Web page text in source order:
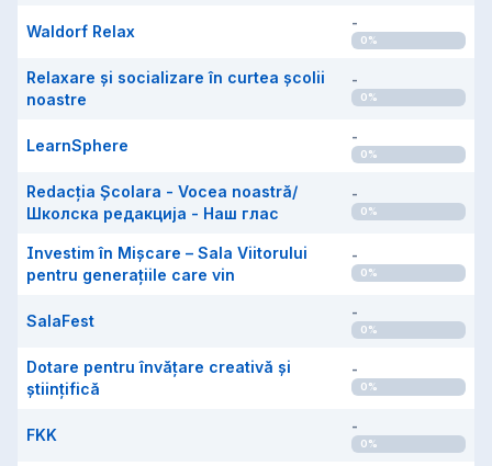
Waldorf Relax -
0%
Relaxare și socializare în curtea școlii
noastre
-
0%
LearnSphere -
0%
Redacția Școlara - Vocea noastră/
Школска редакција - Наш глас
-
0%
Investim în Mișcare – Sala Viitorului
pentru generațiile care vin
-
0%
SalaFest -
0%
Dotare pentru învățare creativă și
științifică
-
0%
FKK -
0%